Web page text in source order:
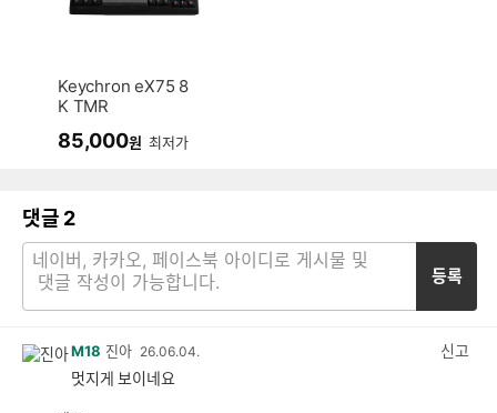
Keychron eX75 8
K TMR
85,000원 최저가
댓글 2
등록
M18 진아 26.06.04.
신고
멋지게 보이네요